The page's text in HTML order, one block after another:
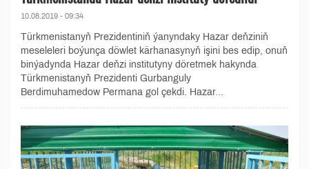
10.08.2019 - 09:34
Türkmenistanyň Prezidentiniň ýanyndaky Hazar deňziniň
meseleleri boýunça döwlet kärhanasynyň işini bes edip, onuň
binýadynda Hazar deňzi institutyny döretmek hakynda
Türkmenistanyň Prezidenti Gurbanguly
Berdimuhamedow Permana gol çekdi. Hazar...